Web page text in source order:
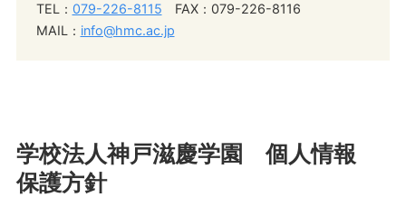
TEL： 079-226-8115 FAX：079-226-8116
MAIL： info@hmc.ac.jp
学校法人神戸滋慶学園 個人情報
保護方針